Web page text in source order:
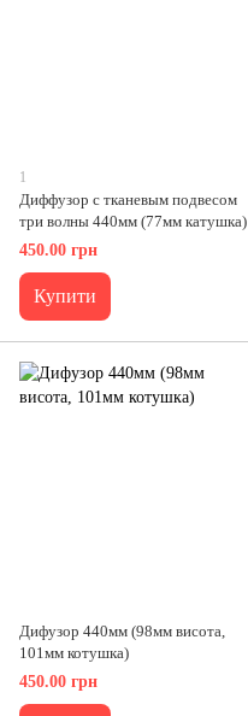
1
Диффузор с тканевым подвесом
три волны 440мм (77мм катушка)
450.00 грн
Купити
Дифузор 440мм (98мм висота,
101мм котушка)
450.00 грн